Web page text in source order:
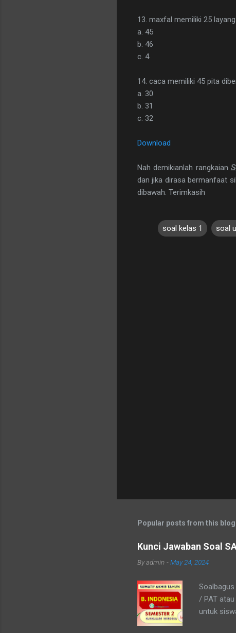
13. maxfal memiliki 25
a. 45
b. 46
c. 4
14. caca memiliki 45 pita
a. 30
b. 31
c. 32
Download
Nah demikianlah rangkaian
dan jika dirasa bermanfaat
dibawah. Terimkasih
soal kelas 1 soal
Popular posts from this blog
Kunci Jawaban Soal
Byadmin -May 24, 2024
/ PAT
untuk